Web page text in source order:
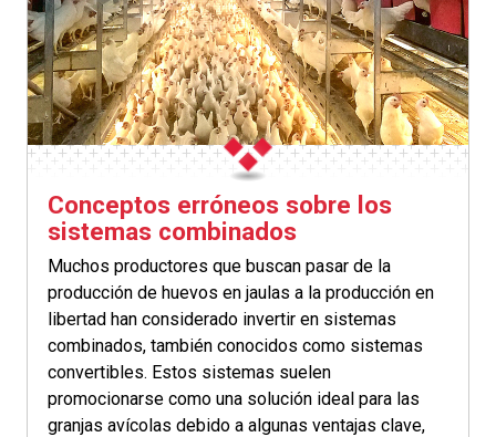
Conceptos erróneos sobre los
sistemas combinados
Muchos productores que buscan pasar de la
producción de huevos en jaulas a la producción en
libertad han considerado invertir en sistemas
combinados, también conocidos como sistemas
convertibles. Estos sistemas suelen
promocionarse como una solución ideal para las
granjas avícolas debido a algunas ventajas clave,